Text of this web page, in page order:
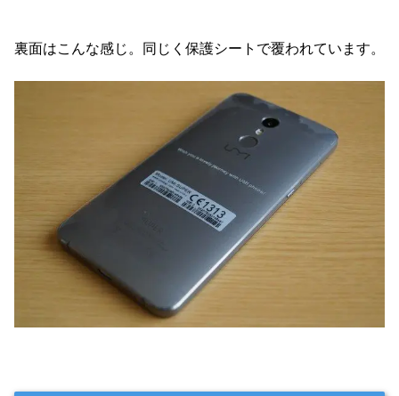
裏面はこんな感じ。同じく保護シートで覆われています。